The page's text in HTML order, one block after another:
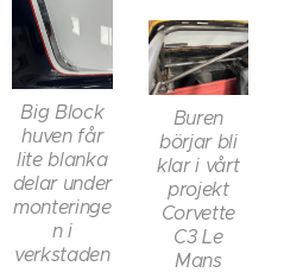
Big Block
huven får
lite blanka
delar under
monteringe
n i
verkstaden
Buren
börjar bli
klar i vårt
projekt
Corvette
C3 Le
Mans